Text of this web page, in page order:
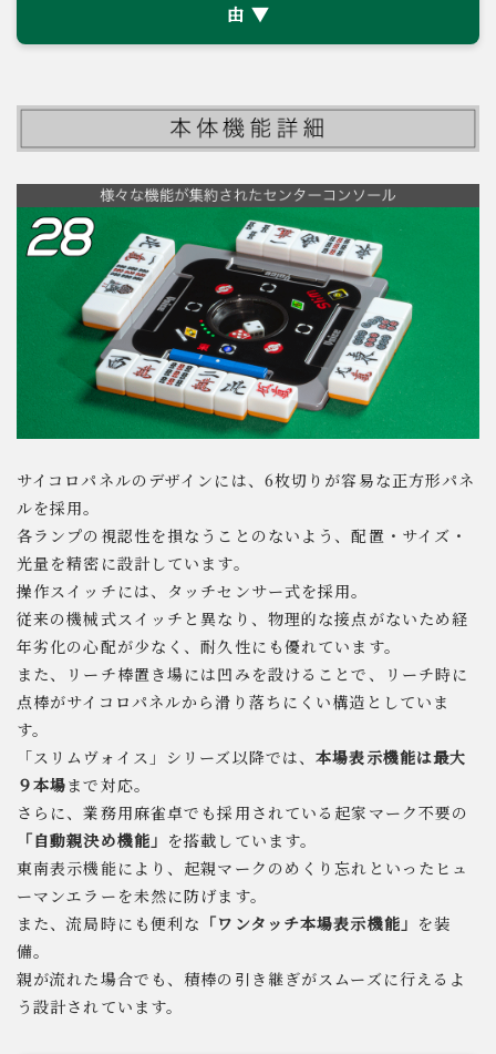
由
サイコロパネルのデザインには、6枚切りが容易な正方形パネ
ルを採用。
各ランプの視認性を損なうことのないよう、配置・サイズ・
光量を精密に設計しています。
操作スイッチには、タッチセンサー式を採用。
従来の機械式スイッチと異なり、物理的な接点がないため経
年劣化の心配が少なく、耐久性にも優れています。
また、リーチ棒置き場には凹みを設けることで、リーチ時に
点棒がサイコロパネルから滑り落ちにくい構造としていま
す。
「スリムヴォイス」シリーズ以降では、本場表示機能は最大
９本場まで対応。
さらに、業務用麻雀卓でも採用されている起家マーク不要の
「自動親決め機能」 を搭載しています。
東南表示機能により、起親マークのめくり忘れといったヒュ
ーマンエラーを未然に防げます。
また、流局時にも便利な 「ワンタッチ本場表示機能」 を装
備。
親が流れた場合でも、積棒の引き継ぎがスムーズに行えるよ
う設計されています。